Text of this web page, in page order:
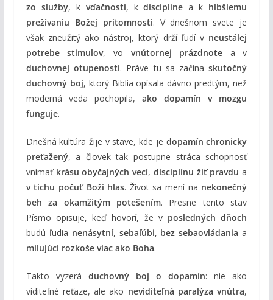
zo služby, k vďačnosti, kdisciplíne a k hlbšiemu
prežívaniu Božej prítomnosti. V dnešnom svete je
však zneužitý ako nástroj, ktorý drží ľudí v neustálej
potrebe stimulov, vo vnútornej prázdnote a v
duchovnej otupenosti. Práve tu sa začínaskutočný
duchovný boj, ktorý Biblia opísala dávno predtým, než
moderná veda pochopila, ako dopamín v mozgu
funguje.
Dnešná kultúra žije v stave, kde je dopamín chronicky
preťažený, a človek tak postupne stráca schopnosť
vnímať krásu obyčajných vecí, disciplínu žiť pravdu a
v tichu počuť Boží hlas. Život sa mení na nekonečný
beh za okamžitým potešením. Presne tento stav
Písmo opisuje, keď hovorí, že v posledných dňoch
budú ľudia nenásytní, sebaľúbi, bez sebaovládania a
milujúci rozkoše viac ako Boha.
Takto vyzerá duchovný boj o dopamín: nie ako
viditeľné reťaze, ale ako neviditeľná paralýza vnútra,